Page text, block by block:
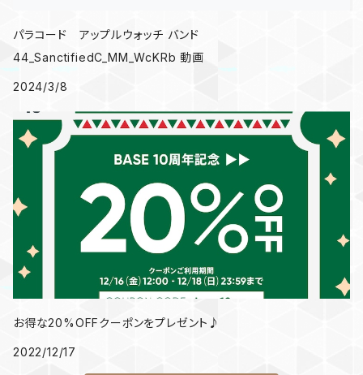
パラコード アップルウォッチ バンド
44_SanctifiedC_MM_WcKRb 動画
2024/3/8
お得な20%OFFクーポンをプレゼント♪
2022/12/17